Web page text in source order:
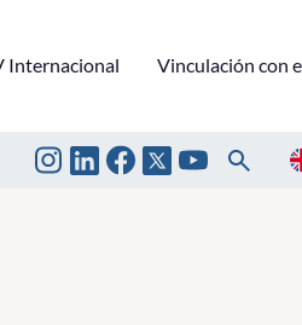
Internacional Vinculación con